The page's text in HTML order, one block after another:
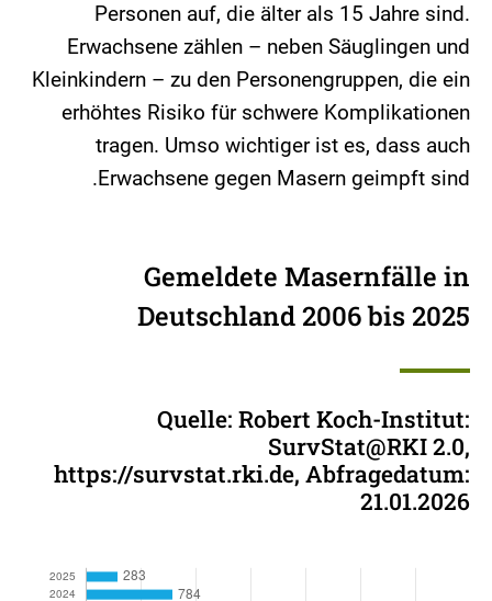
Personen auf, die älter als 15 Jahre sind.
Erwachsene zählen – neben Säuglingen und
Kleinkindern – zu den Personengruppen, die ein
erhöhtes Risiko für schwere Komplikationen
tragen. Umso wichtiger ist es, dass auch
Erwachsene gegen Masern geimpft sind.
Gemeldete Masernfälle in
Deutschland 2006 bis 2025
Quelle: Robert Koch-Institut:
SurvStat@RKI 2.0,
https://survstat.rki.de, Abfragedatum:
21.01.2026